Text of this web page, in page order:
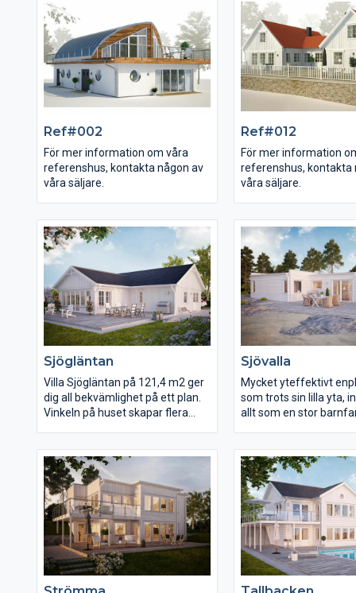
hem med bra proportioner i alla
rum och en sund planlösning
med tre sovrum på
övervåningen. Dessutom får du
spännande ljusinsläpp av
takfönstren i allrummet
dörrarna. Köket är
rymligt med
Lyckebo är gjord för
med familj och
takhöjd på
huset extra rymd.
Ref#002
För mer information om våra
referenshus, kontakta någon av
våra säljare.
Ref#012
För mer information
referenshus, kontakta
våra säljare.
Sjögläntan
Villa Sjögläntan på 121,4 m2 ger
dig all bekvämlighet på ett plan.
Vinkeln på huset skapar flera
innebär bra rymd. Köket är luftigt
och ger dig bra utsikt mot
entrésidan. Sovrummen är
placerade i en ostörd del av
huset. Sjögläntan är ett hus för
finsmakare med funktionella
krav.
Sjövalla
Mycket yteffektivt
som trots sin lilla yta,
allt som en stor
närhet till bad och
barndel och
gemensamma ytorna
köksdel, matplats och
vardagsrum i fil, men
tydlig
också märke till den
lösningen med tvätt/
direkt anslutning till